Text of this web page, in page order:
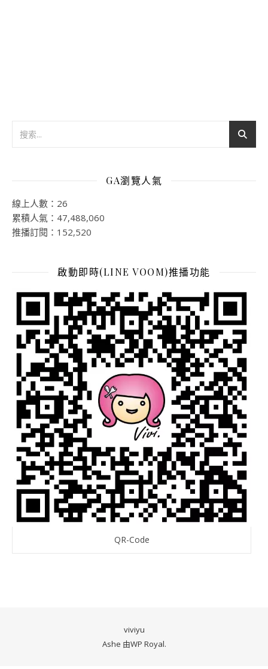
GA瀏覽人氣
線上人數：26
累積人氣：47,488,060
推播訂閱：152,520
啟動即時(LINE VOOM)推播功能
QR-Code
viviyu
Ashe 由WP Royal.